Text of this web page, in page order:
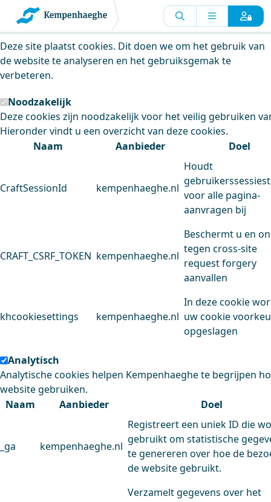
Kempenhaeghe maakt gebruik van
cookies
Deze site plaatst cookies. Dit doen we om het gebruik van
de website te analyseren en het gebruiksgemak te
verbeteren.
Noodzakelijk
Deze cookies zijn noodzakelijk voor het veilig gebruiken
Hieronder vindt u een overzicht van deze cookies.
Naam
Aanbieder Doel
CraftSessionId kempenhaeghe.nl
Houdt
voor alle pagina-
aanvragen bij
CRAFT_CSRF_TOKEN kempenhaeghe.nl
Beschermt u en
tegen cross-site
request forgery
aanvallen
khcookiesettings kempenhaeghe.nl
In deze cookie
uw cookie
opgeslagen
Analytisch
Analytische cookies helpen Kempenhaeghe te begrijpen
website gebruiken.
Naam
Aanbieder Doel
_ga kempenhaeghe.nl
Registreert een uniek ID die
gebruikt om statistische
te genereren over hoe de
de website gebruikt.
Verzamelt gegevens over het